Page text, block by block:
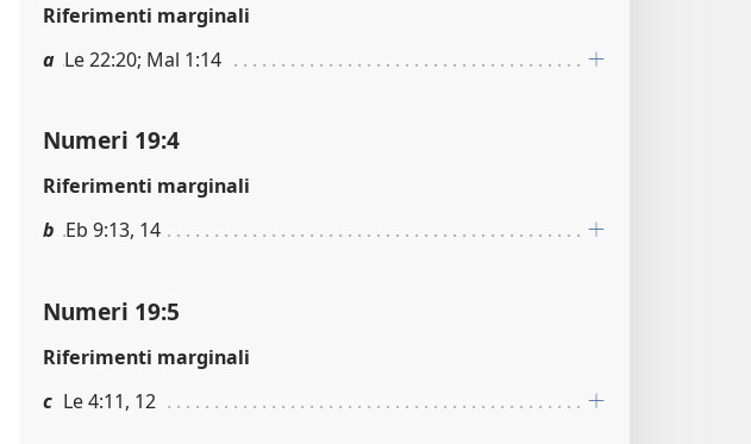
Riferimenti marginali
a Le 22:20; Mal 1:14
Numeri 19:4
Riferimenti marginali
b Eb 9:13, 14
Numeri 19:5
Riferimenti marginali
c Le 4:11, 12